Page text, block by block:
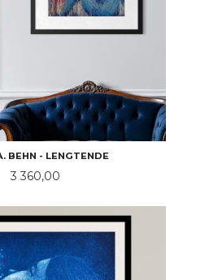
BEHN - LENGTENDE
Pris
3 360,00